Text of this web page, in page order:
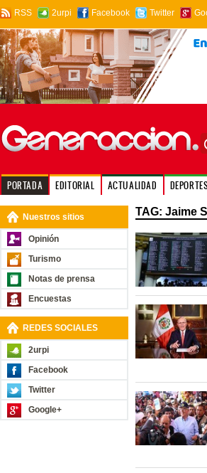
RSS 2urpi Facebook Twitter
PORTADA EDITORIAL ACTUALIDAD
Nuestros sitios
Opinión
Turismo
Notas de prensa
Encuestas
REDES SOCIALES
2urpi
Facebook
Twitter
Google+
TAG: Jaime